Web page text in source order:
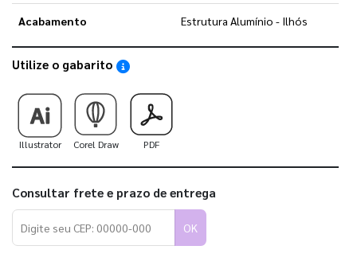
Acabamento Estrutura Alumínio - Ilhós
Utilize o gabarito Saiba como utilizar os nossos gabaritos
Illustrator Corel Draw PDF
Consultar frete e prazo de entrega
OK